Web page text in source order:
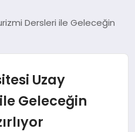
Dersleri ile Geleceğin
Uzay
Geleceğin